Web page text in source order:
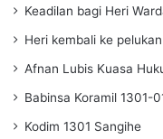
Keadilan bagi Heri
Heri kembali ke
Afnan Lubis Kuasa
Babinsa Koramil 1301-
Kodim 1301 Sangihe